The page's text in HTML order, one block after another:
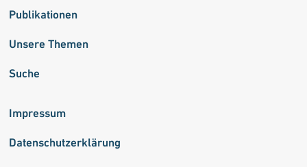
Publikationen
Unsere Themen
Suche
Impressum
Datenschutzerklärung